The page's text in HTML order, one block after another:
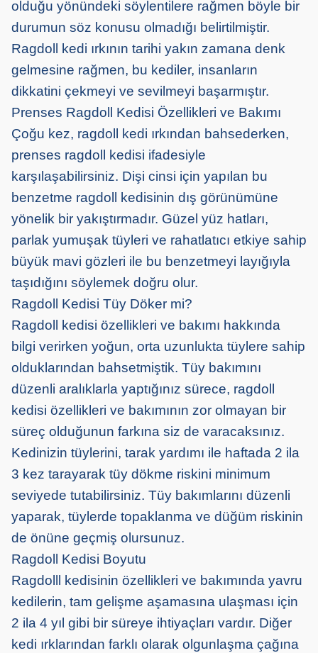
olduğu yönündeki söylentilere rağmen böyle bir
durumun söz konusu olmadığı belirtilmiştir.
Ragdoll kedi ırkının tarihi yakın zamana denk
gelmesine rağmen, bu kediler, insanların
dikkatini çekmeyi ve sevilmeyi başarmıştır.
Prenses Ragdoll Kedisi Özellikleri ve Bakımı
Çoğu kez, ragdoll kedi ırkından bahsederken,
prenses ragdoll kedisi ifadesiyle
karşılaşabilirsiniz. Dişi cinsi için yapılan bu
benzetme ragdoll kedisinin dış görünümüne
yönelik bir yakıştırmadır. Güzel yüz hatları,
parlak yumuşak tüyleri ve rahatlatıcı etkiye sahip
büyük mavi gözleri ile bu benzetmeyi layığıyla
taşıdığını söylemek doğru olur.
Ragdoll Kedisi Tüy Döker mi?
Ragdoll kedisi özellikleri ve bakımı hakkında
bilgi verirken yoğun, orta uzunlukta tüylere sahip
olduklarından bahsetmiştik. Tüy bakımını
düzenli aralıklarla yaptığınız sürece, ragdoll
kedisi özellikleri ve bakımının zor olmayan bir
süreç olduğunun farkına siz de varacaksınız.
Kedinizin tüylerini, tarak yardımı ile haftada 2 ila
3 kez tarayarak tüy dökme riskini minimum
seviyede tutabilirsiniz. Tüy bakımlarını düzenli
yaparak, tüylerde topaklanma ve düğüm riskinin
de önüne geçmiş olursunuz.
Ragdoll Kedisi Boyutu
Ragdolll kedisinin özellikleri ve bakımında yavru
kedilerin, tam gelişme aşamasına ulaşması için
2 ila 4 yıl gibi bir süreye ihtiyaçları vardır. Diğer
kedi ırklarından farklı olarak olgunlaşma çağına